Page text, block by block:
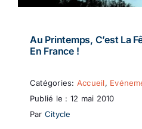
Au Printemps, C’est La
En France !
Catégories: Accueil,
Publié le : 12 mai 2010
Par Citycle